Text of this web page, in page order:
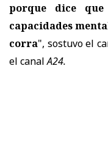
porque dice
capacidades
corra", sostuvo el
el canalA24.